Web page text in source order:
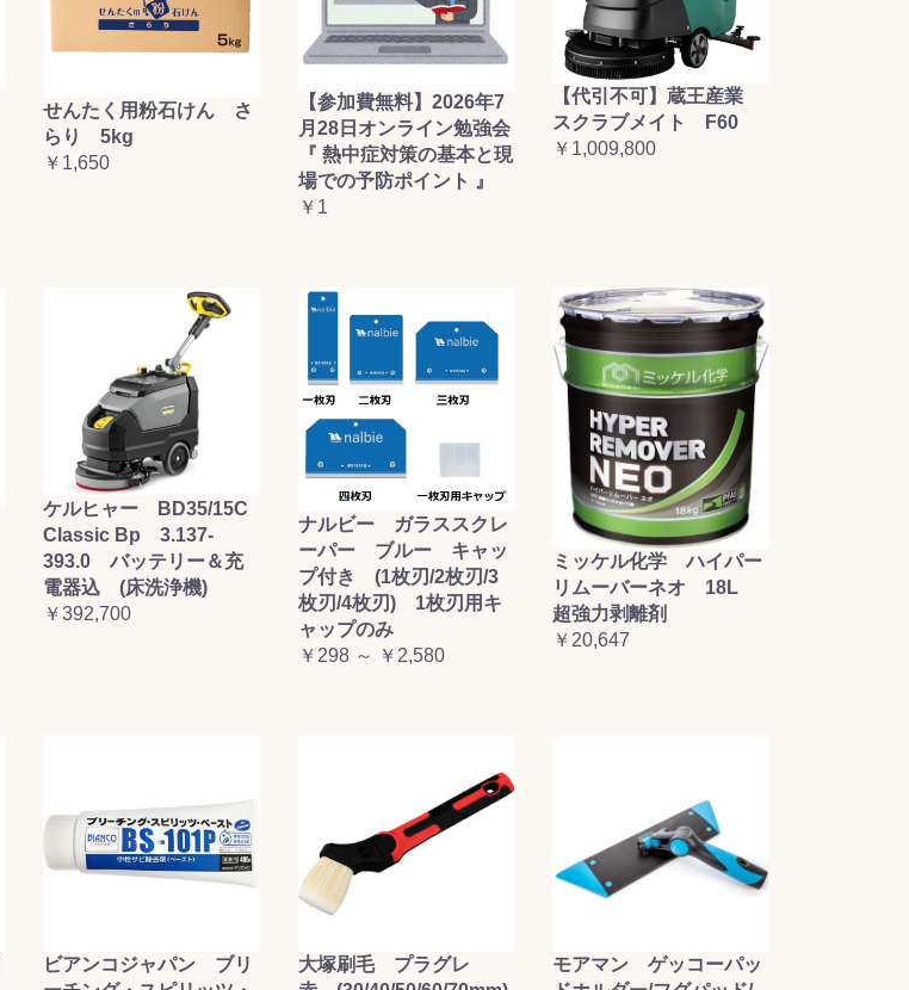
せんたく用粉石けん さ
らり 5kg
￥1,650
【参加費無料】2026年7
月28日オンライン勉強会
『 熱中症対策の基本と現
場での予防ポイント 』
￥1
【代引不可】蔵王産業
スクラブメイト F60
￥1,009,800
ケルヒャー BD35/15C
Classic Bp 3.137-
393.0 バッテリー＆充
電器込 (床洗浄機)
￥392,700
ナルビー ガラススクレ
ーパー ブルー キャッ
プ付き (1枚刃/2枚刃/3
枚刃/4枚刃) 1枚刃用キ
ャップのみ
￥298 ～ ￥2,580
ミッケル化学 ハイパー
リムーバーネオ 18L
超強力剥離剤
￥20,647
ビアンコジャパン ブリ
大塚刷毛 プラグレ
モアマン ゲッコーパッ